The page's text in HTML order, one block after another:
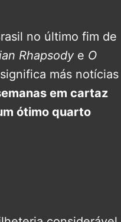
no último fim de
Rhapsody e O
más notícias
em cartaz
ótimo quarto